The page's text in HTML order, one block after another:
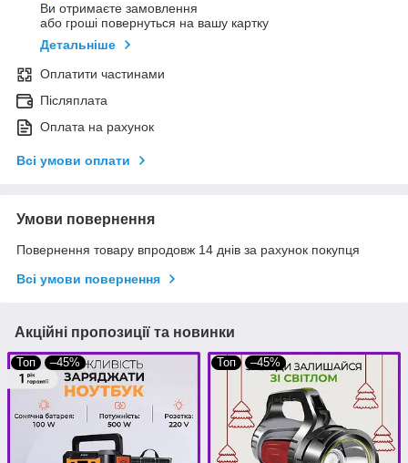
Ви отримаєте замовлення
або гроші повернуться на вашу картку
Детальніше
Оплатити частинами
Післяплата
Оплата на рахунок
Всі умови оплати
Умови повернення
Повернення товару впродовж 14 днів за рахунок покупця
Всі умови повернення
Акційні пропозиції та новинки
Топ –45% Топ –45%